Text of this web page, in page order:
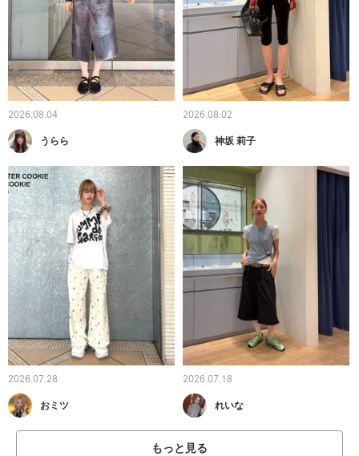
2026.08.04
うらら
2026.08.02
神坂 莉子
2026.07.28
おミツ
2026.07.18
れいな
もっと見る